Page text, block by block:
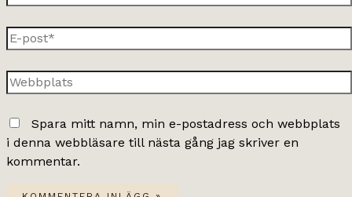
E-
post*
Webbplats
Spara mitt namn, min e-postadress och webbplats
i denna webbläsare till nästa gång jag skriver en
kommentar.